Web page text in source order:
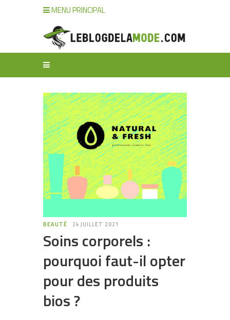
MENU PRINCIPAL
BEAUTÉ 24 JUILLET 2021
Soins corporels :
pourquoi faut-il opter
pour des produits
bios ?